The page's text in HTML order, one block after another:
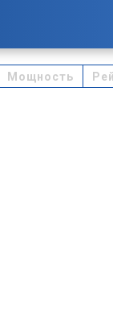
Мощность